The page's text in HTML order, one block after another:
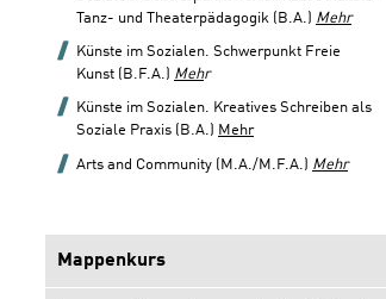
Tanz- und Theaterpädagogik (B.A.) Mehr
Künste im Sozialen. Schwerpunkt Freie
Kunst (B.F.A.) Mehr
Künste im Sozialen. Kreatives Schreiben als
Soziale Praxis (B.A.) Mehr
Arts and Community (M.A./M.F.A.) Mehr
Mappenkurs